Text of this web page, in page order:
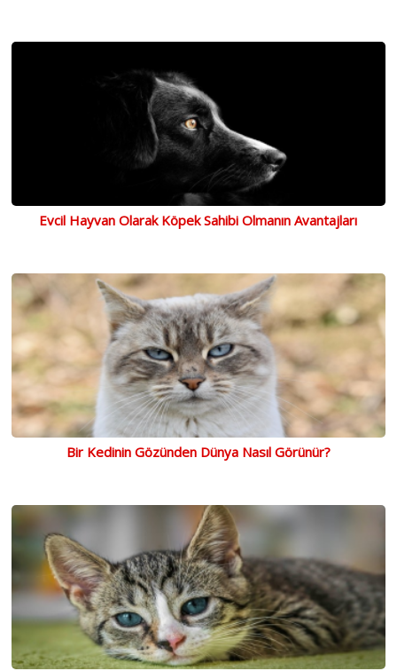
Evcil Hayvan Olarak Köpek Sahibi Olmanın Avantajları
Bir Kedinin Gözünden Dünya Nasıl Görünür?